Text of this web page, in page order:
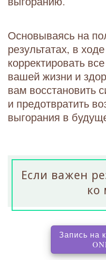
Основываясь на
результатах, в
корректировать
вашей жизни и
вам восстановить
и предотвратить
выгорания в
Если важен
ко
Запись на